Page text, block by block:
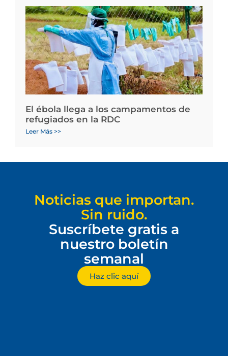
El ébola llega a los campamentos de
refugiados en la RDC
Leer Más >>
Noticias que importan.
Sin ruido.
Suscríbete gratis a
nuestro boletín
semanal
Haz clic aquí